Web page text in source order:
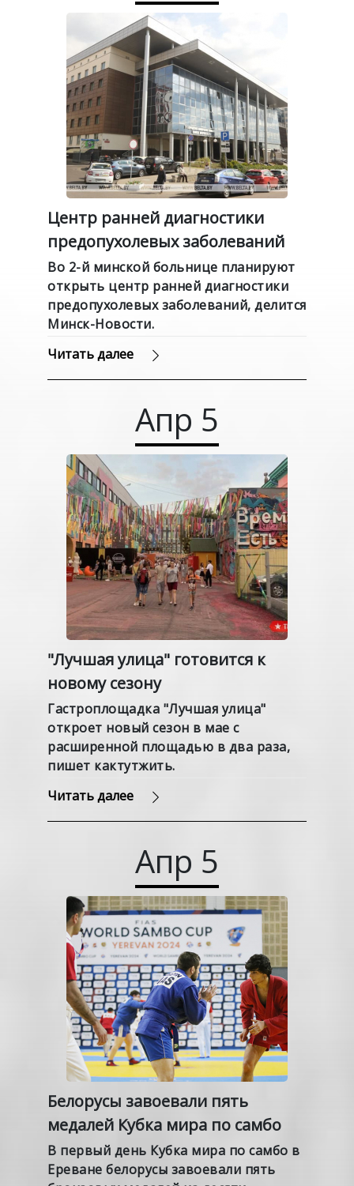
Центр ранней диагностики
предопухолевых заболеваний
Во 2-й минской больнице планируют
открыть центр ранней диагностики
предопухолевых заболеваний, делится
Минск-Новости.
Читать далее
Апр 5
"Лучшая улица" готовится к
новому сезону
Гастроплощадка "Лучшая улица"
откроет новый сезон в мае с
расширенной площадью в два раза,
пишет кактутжить.
Читать далее
Апр 5
Белорусы завоевали пять
медалей Кубка мира по самбо
В первый день Кубка мира по самбо в
Ереване белорусы завоевали пять